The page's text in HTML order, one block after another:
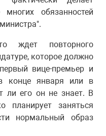
обязанностей
ждет повторного
которое должно
вице-премьер и
конце января или в
ли его он не знает. В
планирует заняться
нормальный образ